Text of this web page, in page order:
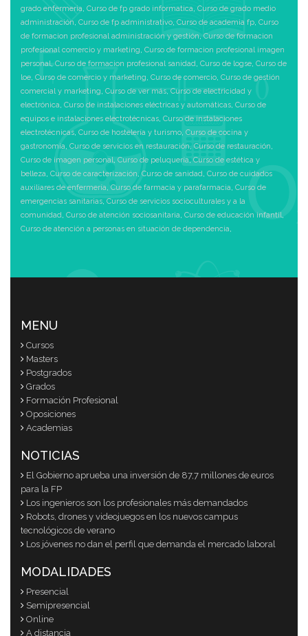
grado enfermeria, Curso de fp grado informatica, Curso de grado medio
administración, Curso de fp administrativo, Curso de academia fp, Curso
de formacion profesional administración y gestión,Curso de formacion
profesional comercio y marketing, Curso de formacion profesional imagen
personal,Curso de formacion profesional sanidad, Curso de logse, Curso de
loe, Curso de comercio y marketing, Curso de comercio, Curso de gestión
comercial y marketing, Curso de ver más,Curso de electricidad y
electrónica, Curso de instalaciones eléctricas y automáticas, Curso de
equipos e instalaciones electrotécnicas, Curso de instalaciones
electrotécnicas, Curso de hostelería y turismo, Curso de cocina y
gastronomía, Curso de servicios en restauración, Curso de restauración,
Curso de imagen personal, Curso de peluquería,Curso de estética y
belleza, Curso de caracterización,Curso de sanidad, Curso de cuidados
auxiliares de enfermería,Curso de farmacia y parafarmacia, Curso de
emergencias sanitarias, Curso de servicios socioculturales y a la
comunidad, Curso de atención sociosanitaria, Curso de educación infantil,
Curso de atención a personas en situación de dependencia,
MENU
Cursos
Masters
Postgrados
Grados
Formación Profesional
Oposiciones
Academias
NOTICIAS
El Gobierno aprueba una inversión de 87,7 millones de euros
para la FP
Los ingenieros son los profesionales más demandados
Robots, drones y videojuegos en los nuevos campus
tecnológicos de verano
Los jóvenes no dan el perfil que demanda el mercado laboral
MODALIDADES
Presencial
Semipresencial
Online
A distancia